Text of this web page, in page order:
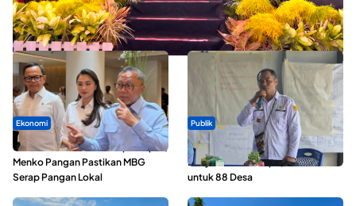
Seminar di Ternate, Mendes Perkuat Sinergi Percepatan
Kopdes Merah Putih
Ekonomi
SPPG di Maluku Utara Dipercepat,
Menko Pangan Pastikan MBG
Serap Pangan Lokal
Publik
ABDESI Morotai Apresiasi
Penyaluran ADD Rp3,13 Miliar
untuk 88 Desa